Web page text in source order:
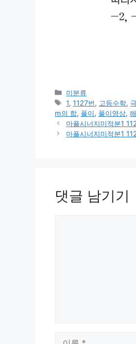
카
테
고
리
미분류
태
그
1, 1127번, 고등수학,
m의 합, 풀이, 풀이영상,
마플시너지미적분1
마플시너지미적분1
댓글 남기기